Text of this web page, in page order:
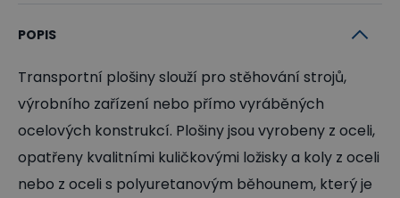
POPIS
Transportní plošiny slouží pro stěhování strojů,
výrobního zařízení nebo přímo vyráběných
ocelových konstrukcí. Plošiny jsou vyrobeny z oceli,
opatřeny kvalitními kuličkovými ložisky a koly z oceli
nebo z oceli s polyuretanovým běhounem, který je